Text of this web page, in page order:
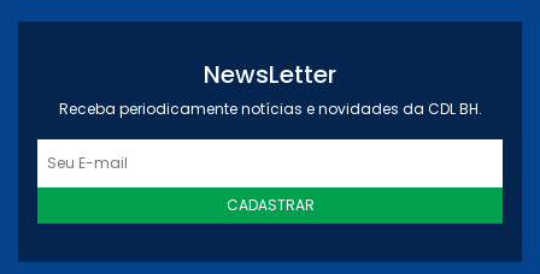
NewsLetter
Receba periodicamente notícias e novidades da CDL BH.
CADASTRAR